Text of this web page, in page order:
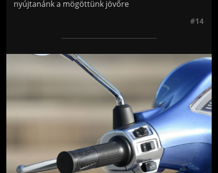
nyújtanánk a mögöttünk jövőre
#14
Jön még kép!